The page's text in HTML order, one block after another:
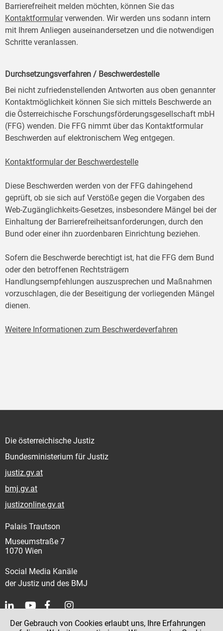
Barrierefreiheit melden möchten, können Sie das
Kontaktformularverwenden. Wir werden uns sodann intern
mit Ihrem Anliegen auseinandersetzen und die notwendigen
Schritte veranlassen.
Durchsetzungsverfahren / Beschwerdestelle
Bei nicht zufriedenstellenden Antworten aus oben genannter
Kontaktmöglichkeit können Sie sich mittels Beschwerde an
die Österreichische Forschungsförderungsgesellschaft mbH
(FFG) wenden. Die FFG nimmt über das Kontaktformular
Beschwerden auf elektronischem Weg entgegen.
Kontaktformular der Beschwerdestelle
Diese Beschwerden werden von der FFG dahingehend
geprüft, ob sie sich auf Verstöße gegen die Vorgaben des
Web-Zugänglichkeits-Gesetzes, insbesondere Mängel bei der
Einhaltung der Barrierefreiheitsanforderungen, durch den
Bund oder einer ihn zuordenbaren Einrichtung beziehen.
Sofern die Beschwerde berechtigt ist, hat die FFG dem Bund
oder den betroffenen Rechtsträgern
Handlungsempfehlungen auszusprechen und Maßnahmen
vorzuschlagen, die der Beseitigung der vorliegenden Mängel
dienen.
Weitere Informationen zum Beschwerdeverfahren
Die österreichische Justiz
Bundesministerium für Justiz
justiz.gv.at
bmj.gv.at
justizonline.gv.at
Palais Trautson
Museumstraße 7
1070 Wien
Social Media Kanäle
der Justiz und des BMJ
Kontakt
Der Gebrauch von Cookies erlaubt uns, Ihre Erfahrungen